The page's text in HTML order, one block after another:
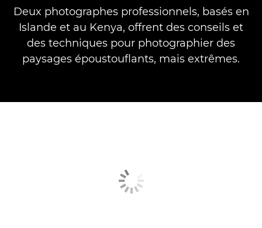
Deux photographes professionnels, basés en
Islande et au Kenya, offrent des conseils et
des techniques pour photographier des
paysages époustouflants, mais extrêmes.